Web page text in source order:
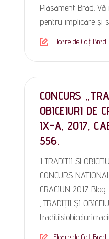
Plasament Brad.
pentru implicare și
Floare de Colț Brad
CONCURS
OBICEIURI DE
IX-A, 2017,
556.
1 TRADITII SI
CONCURS
CRACIUN 2017
„TRADIȚII ȘI
Floare de Colț Brad